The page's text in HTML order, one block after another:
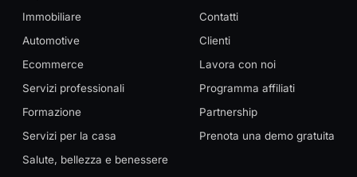
Immobiliare
Automotive
Ecommerce
Servizi professionali
Formazione
Servizi per la casa
Salute, bellezza e benessere
Contatti
Clienti
Lavora con noi
Programma affiliati
Partnership
Prenota una demo gratuita